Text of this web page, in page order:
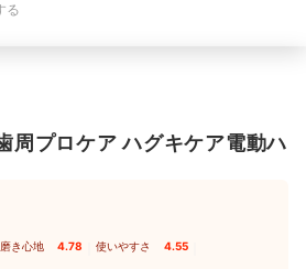
る
周プロケア ハグキケア電動ハ
磨き心地 4.78 使いやすさ 4.55